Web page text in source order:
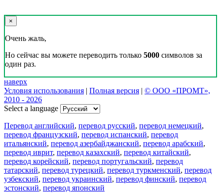
×
Очень жаль,
Но сейчас вы можете переводить только 5000 символов за
один раз.
наверх
Условия использования | Полная версия | © ООО «ПРОМТ»,
2010 - 2026
Select a language
Перевод английский, перевод русский, перевод немецкий,
перевод французский, перевод испанский, перевод
итальянский, перевод азербайджанский, перевод арабский,
перевод иврит, перевод казахский, перевод китайский,
перевод корейский, перевод португальский, перевод
татарский, перевод турецкий, перевод туркменский, перевод
узбекский, перевод украинский, перевод финский, перевод
эстонский, перевод японский